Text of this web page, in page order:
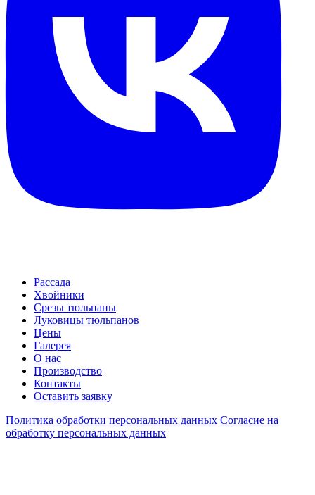
Рассада
Хвойники
Срезы тюльпаны
Луковицы тюльпанов
Цены
Галерея
О нас
Производство
Контакты
Оставить заявку
Политика обработки персональных данных Согласие на
обработку персональных данных